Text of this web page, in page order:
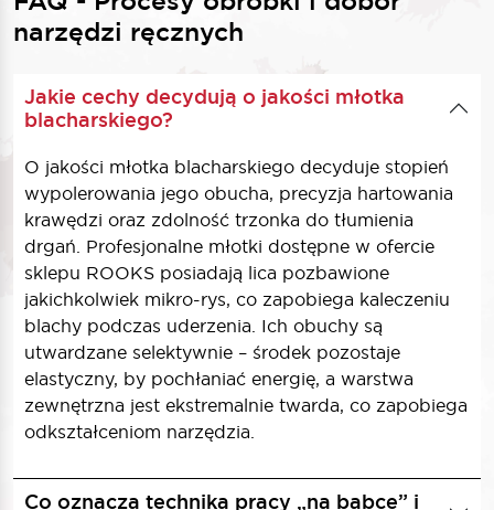
narzędzi ręcznych
Jakie cechy decydują o jakości młotka
blacharskiego?
O jakości młotka blacharskiego decyduje stopień
wypolerowania jego obucha, precyzja hartowania
krawędzi oraz zdolność trzonka do tłumienia
drgań. Profesjonalne młotki dostępne w ofercie
sklepu ROOKS posiadają lica pozbawione
jakichkolwiek mikro-rys, co zapobiega kaleczeniu
blachy podczas uderzenia. Ich obuchy są
utwardzane selektywnie – środek pozostaje
elastyczny, by pochłaniać energię, a warstwa
zewnętrzna jest ekstremalnie twarda, co zapobiega
odkształceniom narzędzia.
Co oznacza technika pracy „na babce” i